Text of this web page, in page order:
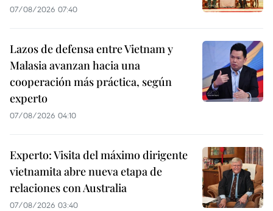
07/08/2026 07:40
Lazos de defensa entre Vietnam y
Malasia avanzan hacia una
cooperación más práctica, según
experto
07/08/2026 04:10
Experto: Visita del máximo dirigente
vietnamita abre nueva etapa de
relaciones con Australia
07/08/2026 03:40